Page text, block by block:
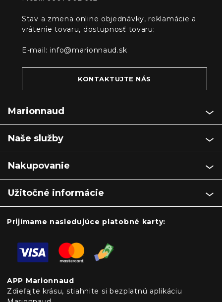
Stav a zmena online objednávky, reklamácie a
vrátenie tovaru, dostupnosť tovaru:
E-mail: info@marionnaud.sk
KONTAKTUJTE NÁS
Marionnaud
Naše služby
Nakupovanie
Užitočné informácie
Prijímame nasledujúce platobné karty:
APP Marionnaud
Zdieľajte krásu, stiahnite si bezplatnú aplikáciu